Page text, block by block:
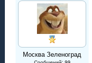
Москва Зеленоград